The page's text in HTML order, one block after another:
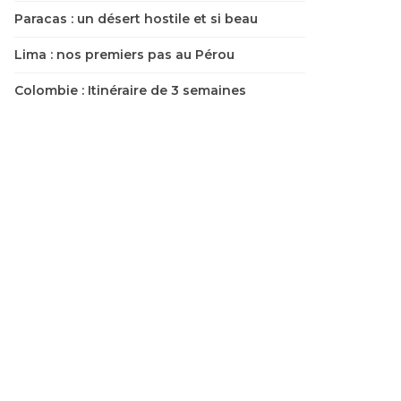
Paracas : un désert hostile et si beau
Lima : nos premiers pas au Pérou
Colombie : Itinéraire de 3 semaines